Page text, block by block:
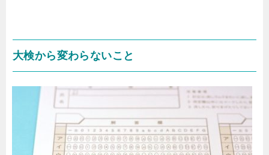
大検から変わらないこと